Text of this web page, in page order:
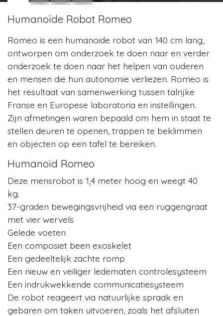
Humanoïde Robot Romeo
Romeo is een humanoide robot van 140 cm lang,
ontworpen om onderzoek te doen naar en verder
onderzoek te doen naar het helpen van ouderen
en mensen die hun autonomie verliezen. Romeo is
het resultaat van samenwerking tussen talrijke
Franse en Europese laboratoria en instellingen.
Zijn afmetingen waren bepaald om hem in staat te
stellen deuren te openen, trappen te beklimmen
en objecten op een tafel te bereiken.
Humanoïd Romeo
Deze mensrobot is 1,4 meter hoog en weegt 40
kg.
37-graden bewegingsvrijheid via een ruggengraat
met vier wervels
Gelede voeten
Een composiet been exoskelet
Een gedeeltelijk zachte romp
Een nieuw en veiliger ledematen controlesysteem
Een indrukwekkende communicatiesysteem
De robot reageert via natuurlijke spraak en
gebaren om taken uitvoeren, zoals het afsluiten